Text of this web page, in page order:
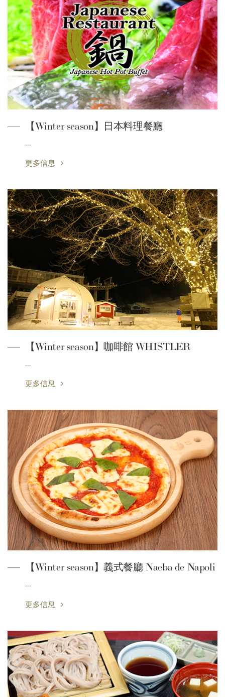
【Winter season】日本料理餐廳
…
更多信息
【Winter season】咖啡館 WHISTLER
…
更多信息
【Winter season】義式餐廳 Naeba de Napoli
…
更多信息